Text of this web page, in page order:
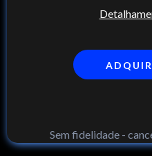
Sem fidelidade -